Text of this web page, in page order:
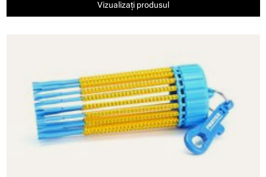
Vizualizați produsul